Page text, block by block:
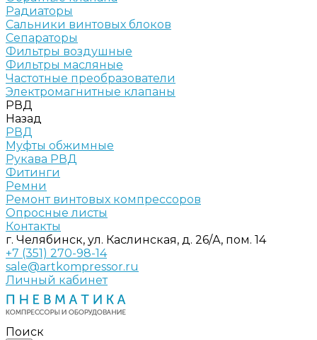
Радиаторы
Сальники винтовых блоков
Сепараторы
Фильтры воздушные
Фильтры масляные
Частотные преобразователи
Электромагнитные клапаны
РВД
Назад
РВД
Муфты обжимные
Рукава РВД
Фитинги
Ремни
Ремонт винтовых компрессоров
Опросные листы
Контакты
г. Челябинск, ул. Каслинская, д. 26/А, пом. 14
+7 (351) 270-98-14
sale@artkompressor.ru
Личный кабинет
Поиск